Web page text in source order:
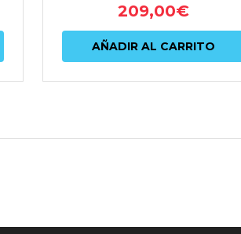
209,00€
AÑADIR AL CARRITO